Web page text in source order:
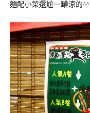
麵配小菜還尬一罐涼的^^